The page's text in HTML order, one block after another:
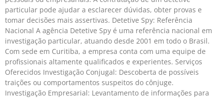
particular pode ajudar a esclarecer dúvidas, obter provas e
tomar decisões mais assertivas. Detetive Spy: Referência
Nacional A agência Detetive Spy é uma referência nacional em
investigação particular, atuando desde 2001 em todo o Brasil.
Com sede em Curitiba, a empresa conta com uma equipe de
profissionais altamente qualificados e experientes. Serviços
Oferecidos Investigação Conjugal: Descoberta de possíveis
traições ou comportamentos suspeitos do cônjuge.
Investigação Empresarial: Levantamento de informações para